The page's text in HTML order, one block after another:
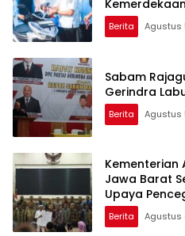
Berita Agustus
Sabam
Gerindra
Berita Agustus
Kementerian
Jawa Barat
Upaya
Penguatan
Berita Agustus